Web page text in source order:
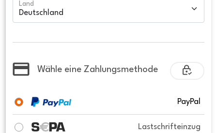
Land
Wähle eine Zahlungsmethode
PayPal
Lastschrifteinzug